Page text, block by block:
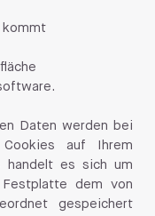
kommt
Daten werden bei
auf Ihrem
handelt es sich um
dem von
gespeichert